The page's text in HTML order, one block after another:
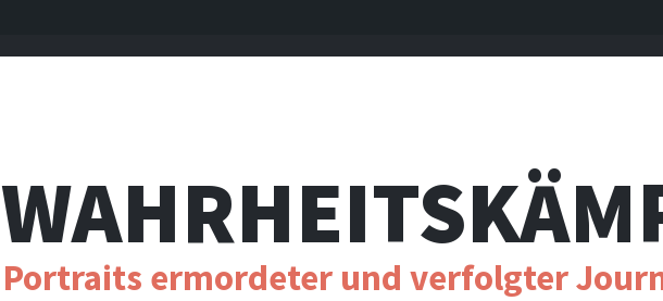
Portraits ermordeter und verfolgter